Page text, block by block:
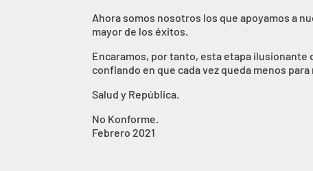
Ahora somos nosotros los que apoyamos a
mayor de los éxitos.
Encaramos, por tanto, esta etapa ilusionante
confiando en que cada vez queda menos
Salud y República.
No Konforme.
Febrero 2021